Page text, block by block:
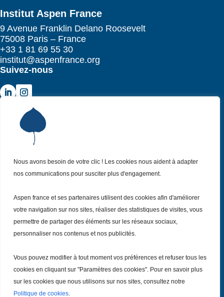
Nous avons besoin de votre clic ! Les cookies nous aident à adapter
nos communications pour susciter plus d'engagement.
Aspen france et ses partenaires utilisent des cookies afin d'améliorer
votre navigation sur nos sites, réaliser des statistiques de visites, vous
permettre de partager des éléments sur les réseaux sociaux,
personnaliser nos contenus et nos publicités.
Vous pouvez modifier à tout moment vos préférences et refuser tous les
cookies en cliquant sur "Paramètres des cookies". Pour en savoir plus
sur les cookies que nous utilisons sur nos sites, consultez notre
Politique de cookies.
Institut Aspen France
9 Avenue Franklin Delano Roosevelt
75008 Paris – France
+33 1 81 69 55 30
institut@aspenfrance.org
Suivez-nous
Institut Aspen France
Qui sommes-nous ?
Nos actualités
Nous (re)joindre
Inscrivez vous à notre Newsletter
Je m’inscris